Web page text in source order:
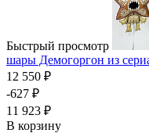
Быстрый просмотр
шары Демогоргон из
12 550 ₽
-627 ₽
11 923 ₽
В корзину